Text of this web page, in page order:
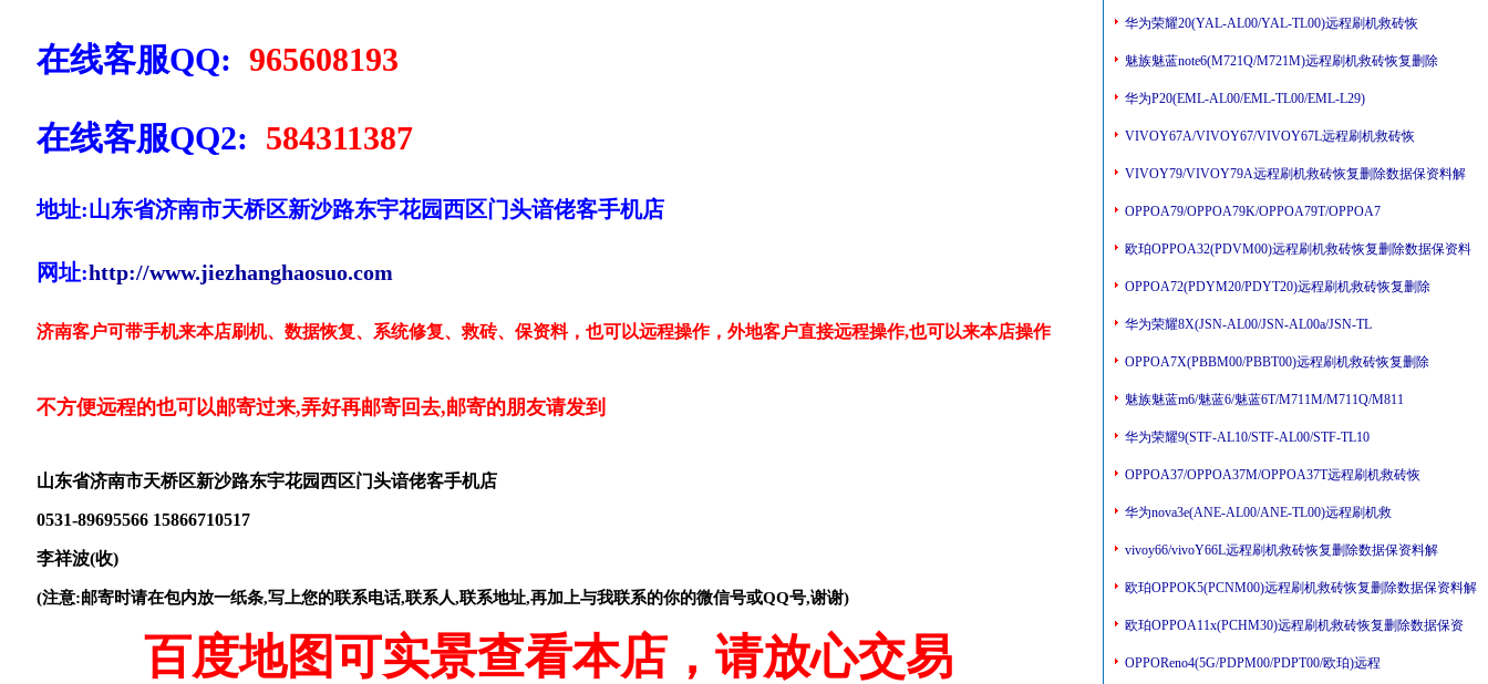
在线客服QQ: 965608193
在线客服QQ2: 584311387
地址:山东省济南市天桥区新沙路东宇花园西区门头谙佬客手机店
网址:http://www.jiezhanghaosuo.com
济南客户可带手机来本店刷机、数据恢复、系统修复、救砖、保资料，也可以远程操作，外地客户直接远程操作,也可以来本店操作
不方便远程的也可以邮寄过来,弄好再邮寄回去,邮寄的朋友请发到
山东省济南市天桥区新沙路东宇花园西区门头谙佬客手机店
0531-89695566 15866710517
李祥波(收)
(注意:邮寄时请在包内放一纸条,写上您的联系电话,联系人,联系地址,再加上与我联系的你的微信号或QQ号,谢谢)
百度地图可实景查看本店，请放心交易
华为荣耀20(YAL-AL00/YAL-TL00)远程刷机救砖恢
魅族魅蓝note6(M721Q/M721M)远程刷机救砖恢复删除
华为P20(EML-AL00/EML-TL00/EML-L29)
VIVOY67A/VIVOY67/VIVOY67L远程刷机救砖恢
VIVOY79/VIVOY79A远程刷机救砖恢复删除数据保资料解
OPPOA79/OPPOA79K/OPPOA79T/OPPOA7
欧珀OPPOA32(PDVM00)远程刷机救砖恢复删除数据保资料
OPPOA72(PDYM20/PDYT20)远程刷机救砖恢复删除
华为荣耀8X(JSN-AL00/JSN-AL00a/JSN-TL
OPPOA7X(PBBM00/PBBT00)远程刷机救砖恢复删除
魅族魅蓝m6/魅蓝6/魅蓝6T/M711M/M711Q/M811
华为荣耀9(STF-AL10/STF-AL00/STF-TL10
OPPOA37/OPPOA37M/OPPOA37T远程刷机救砖恢
华为nova3e(ANE-AL00/ANE-TL00)远程刷机救
vivoy66/vivoY66L远程刷机救砖恢复删除数据保资料解
欧珀OPPOK5(PCNM00)远程刷机救砖恢复删除数据保资料解
欧珀OPPOA11x(PCHM30)远程刷机救砖恢复删除数据保资
OPPOReno4(5G/PDPM00/PDPT00/欧珀)远程